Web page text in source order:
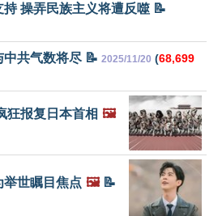
操弄民族主义将遭反噬 📝
共气数将尽 📝 2025/11/20 (68,699
狂报复日本首相 🖼️
举世瞩目焦点 🖼️📝